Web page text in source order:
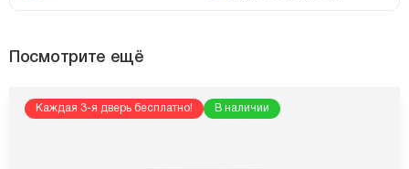
Посмотрите ещё
Каждая 3-я дверь бесплатно! В наличии